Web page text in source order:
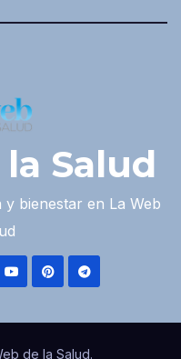
Salud
bienestar en La Web
de la Salud.